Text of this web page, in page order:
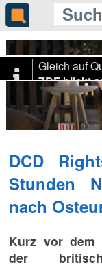
Gleich auf
ZDF blickt
Challenges
DCD
Stunden
nach
Kurz vor dem
der